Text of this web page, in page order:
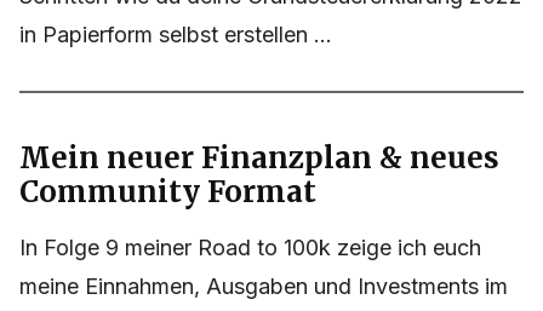
in Papierform selbst erstellen ...
Mein neuer Finanzplan & neues
Community Format
In Folge 9 meiner Road to 100k zeige ich euch
meine Einnahmen, Ausgaben und Investments im